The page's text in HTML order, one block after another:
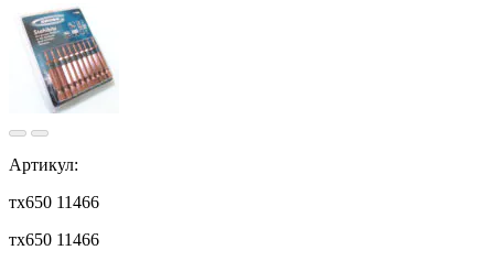
Артикул:
тх650 11466
тх650 11466